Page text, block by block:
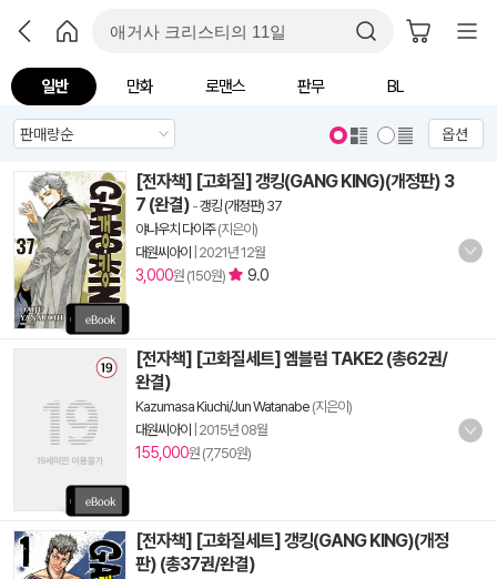
일반 만화 로맨스 판무 BL
옵션
[전자책] [고화질] 갱킹(GANG KING)(개정판) 3
7 (완결) -갱킹 (개정판) 37
야나우치 다이주(지은이)
대원씨아이
2021년 12월
3,000원 (150원) 9.0
[전자책] [고화질세트] 엠블럼 TAKE2 (총62권/
완결)
Kazumasa Kiuchi/Jun Watanabe (지은이)
대원씨아이
2015년 08월
155,000원 (7,750원)
[전자책] [고화질세트] 갱킹(GANG KING)(개정
판) (총37권/완결)